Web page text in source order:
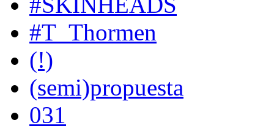
#T_Thormen
(!)
(semi)propuesta
031